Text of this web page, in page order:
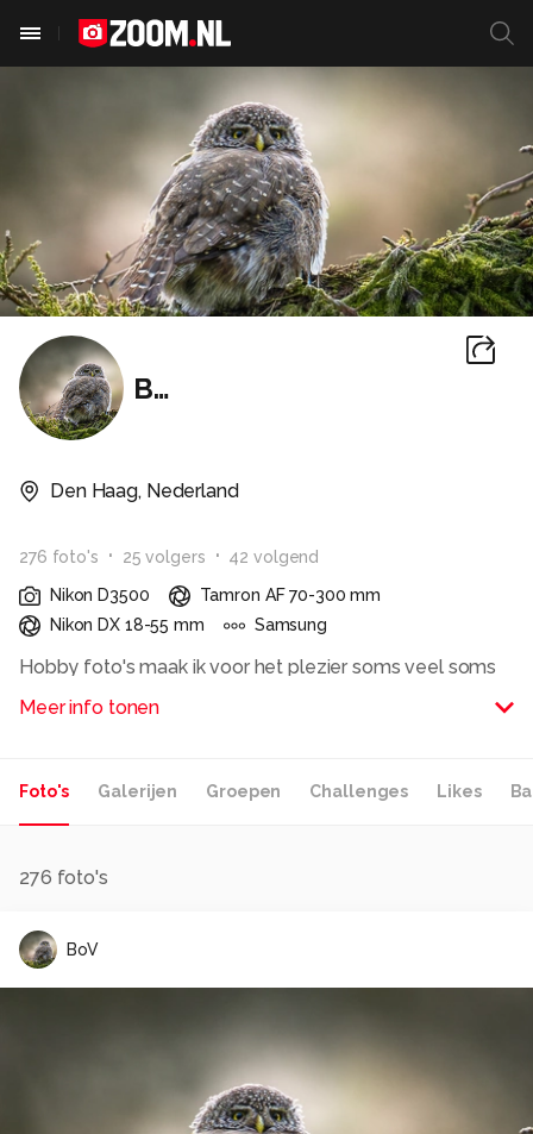
BoV
Den Haag, Nederland
276 foto's 25 volgers 42 volgend
Nikon D3500
Tamron AF 70-300 mm
Nikon DX 18-55 mm
Samsung
Hobby foto's maak ik voor het plezier soms veel soms
Na helemaal verkeerd begonnen te zijn met
te leren door veel te lezen en Foto's te bekijken om
inspiratie op te doen.
straatfotografie een kleine voorkeur
Bo Videler
Alle rechten voorbehouden
Meer info tonen
Foto's Galerijen Groepen Challenges Likes
276 foto's
BoV